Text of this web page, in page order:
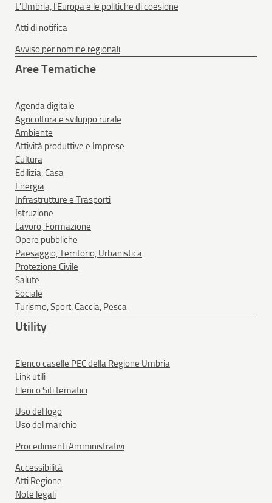
L'Umbria, l'Europa e le politiche di coesione
Atti di notifica
Avviso per nomine regionali
Aree Tematiche
Agenda digitale
Agricoltura e sviluppo rurale
Ambiente
Attività produttive e Imprese
Cultura
Edilizia, Casa
Energia
Infrastrutture e Trasporti
Istruzione
Lavoro, Formazione
Opere pubbliche
Paesaggio, Territorio, Urbanistica
Protezione Civile
Salute
Sociale
Turismo, Sport, Caccia, Pesca
Utility
Elenco caselle PEC della Regione Umbria
Link utili
Elenco Siti tematici
Uso del logo
Uso del marchio
Procedimenti Amministrativi
Accessibilità
Atti Regione
Note legali